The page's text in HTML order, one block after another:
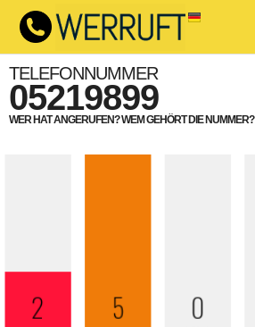
TELEFONNUMMER
05219899
WER HAT ANGERUFEN? WEM GEHÖRT DIE NUMMER?